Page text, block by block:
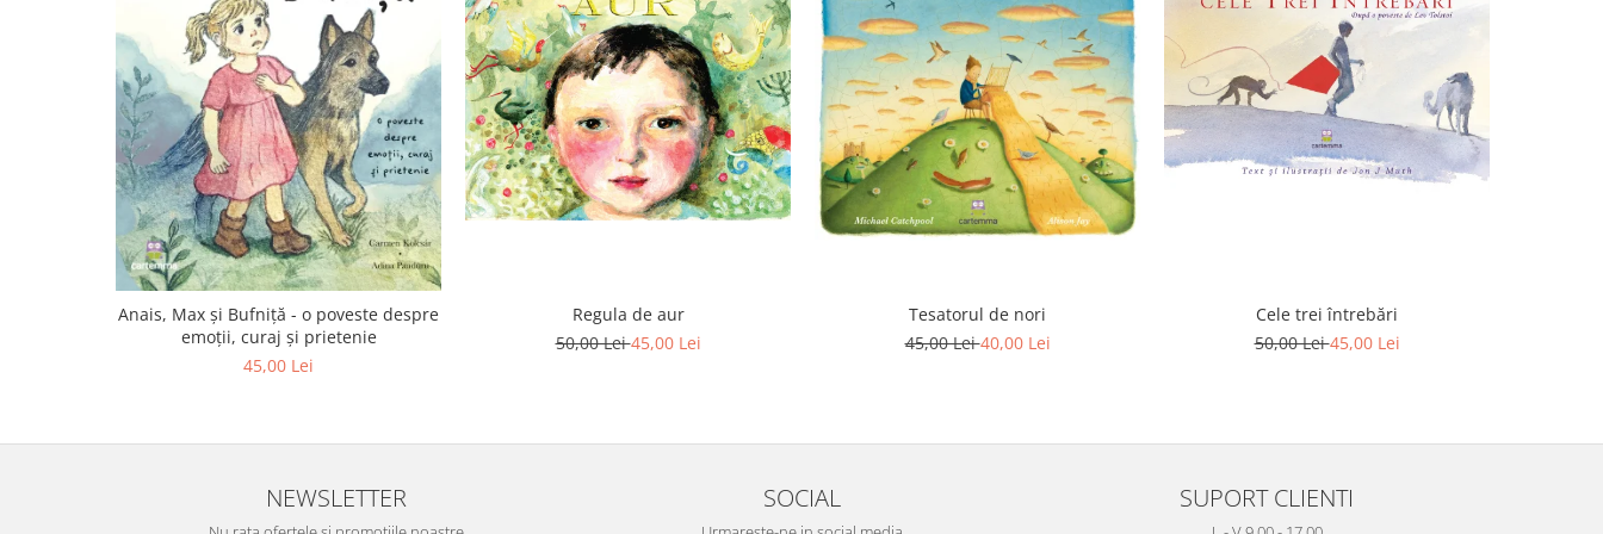
Editura Sophia
Editura Usborne
Editura Vellant
Editura Verba
Anais, Max și Bufniță - o poveste despre
emoții, curaj și prietenie
45,00 Lei
Regula de aur
50,00 Lei45,00 Lei
Tesatorul de nori
45,00 Lei40,00 Lei
Cele trei întrebări
50,00 Lei45,00 Lei
NEWSLETTER SOCIAL SUPORT CLIENTI